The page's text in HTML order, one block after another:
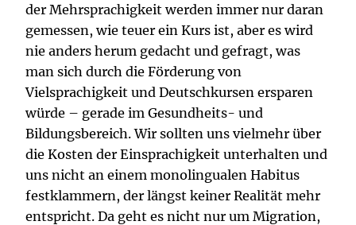
der Mehrsprachigkeit werden immer nur daran
gemessen, wie teuer ein Kurs ist, aber es wird
nie anders herum gedacht und gefragt, was
man sich durch die Förderung von
Vielsprachigkeit und Deutschkursen ersparen
würde – gerade im Gesundheits- und
Bildungsbereich. Wir sollten uns vielmehr über
die Kosten der Einsprachigkeit unterhalten und
uns nicht an einem monolingualen Habitus
festklammern, der längst keiner Realität mehr
entspricht. Da geht es nicht nur um Migration,